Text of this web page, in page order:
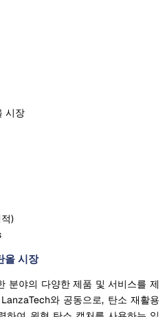
시장
)
올 시장
분야의 다양한 제품 및 서비스를 제
와 공동으로, 탄소 재활용